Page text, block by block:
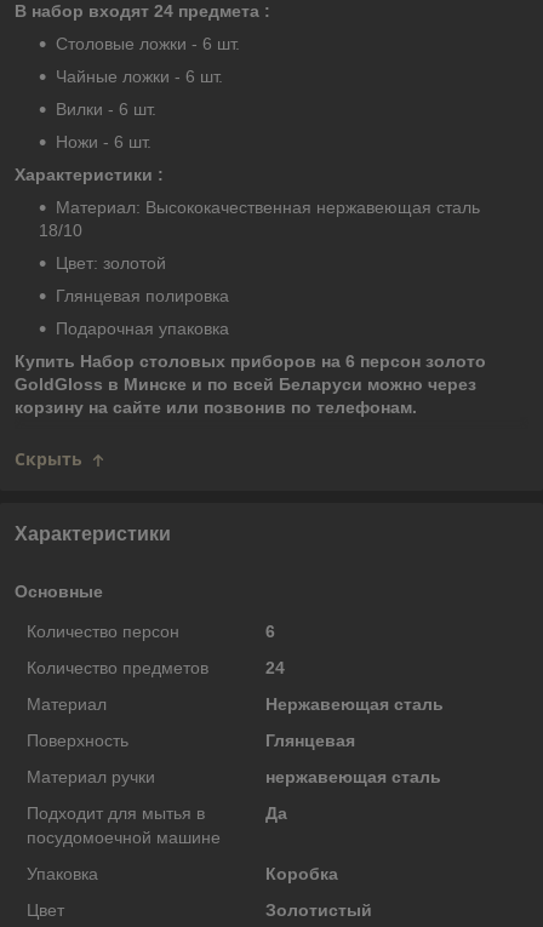
В набор входят 24 предмета :
Столовые ложки - 6 шт.
Чайные ложки - 6 шт.
Вилки - 6 шт.
Ножи - 6 шт.
Характеристики :
Материал: Высококачественная нержавеющая сталь
18/10
Цвет: золотой
Глянцевая полировка
Подарочная упаковка
Купить Набор столовых приборов на 6 персон золото
GoldGloss в Минске и по всей Беларуси можно через
корзину на сайте или позвонив по телефонам.
Скрыть
Характеристики
Основные
Количество персон
6
Количество предметов
24
Материал
Нержавеющая сталь
Поверхность
Глянцевая
Материал ручки
нержавеющая сталь
Подходит для мытья в
посудомоечной машине
Да
Упаковка
Коробка
Цвет
Золотистый